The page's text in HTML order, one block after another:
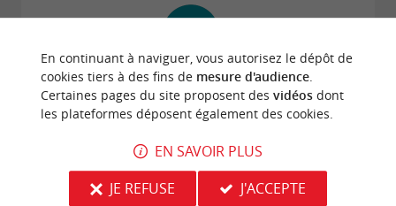
Avis publié par Lea Pötz le 23/05/2026
Nous avions déjà fréquenté l'école de surf
partenaire située juste à côté et, les jours suivant
nos cours, nous surfions seuls, en louant deux
planches. Le service était excellent et très
arrangeant. Les planches étaient en parfait état. Je
recommande vivement !
En continuant à naviguer, vous autorisez le dépôt de
cookies tiers à des fins de mesure d'audience.
Certaines pages du site proposent des vidéosdont
les plateformes déposent également des cookies.
EN SAVOIR PLUS
JE REFUSE
J'ACCEPTE